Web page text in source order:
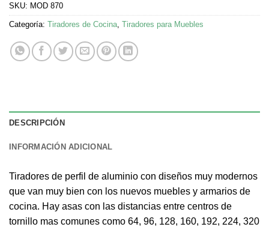
SKU: MOD 870
Categoría: Tiradores de Cocina Tiradores para Muebles
DESCRIPCIÓN
INFORMACIÓN ADICIONAL
Tiradores de perfil de aluminio con diseños muy modernos
que van muy bien con los nuevos muebles y armarios de
cocina. Hay asas con las distancias entre centros de
tornillo mas comunes como 64, 96, 128, 160, 192, 224, 320